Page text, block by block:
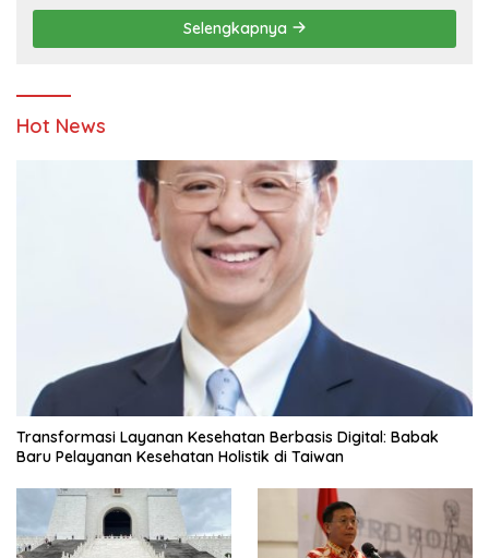
Pendidikan
Selengkapnya
Hot News
Transformasi Layanan Kesehatan Berbasis Digital: Babak
Baru Pelayanan Kesehatan Holistik di Taiwan